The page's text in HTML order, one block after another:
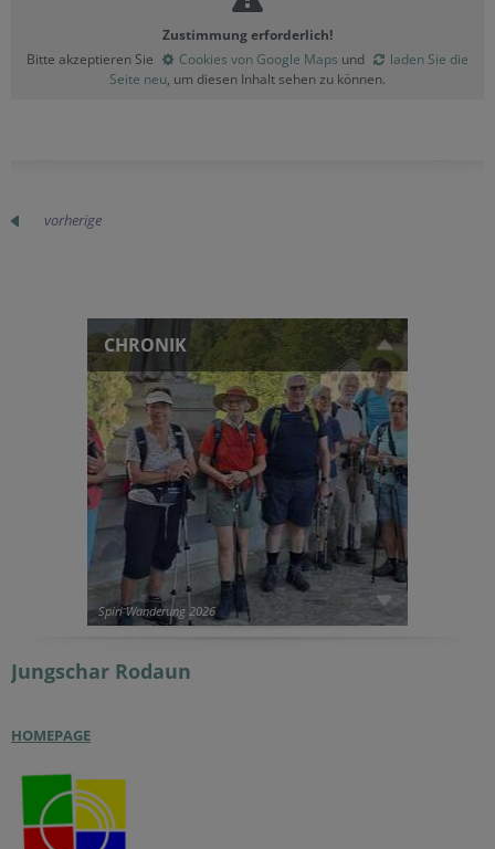
Zustimmung erforderlich!
Bitte akzeptieren Sie
Cookies von Google Maps und
laden Sie die
Seite neu, um diesen Inhalt sehen zu können.
vorherige
CHRONIK
Spiri Wanderung 2026
Jungschar Rodaun
HOMEPAGE